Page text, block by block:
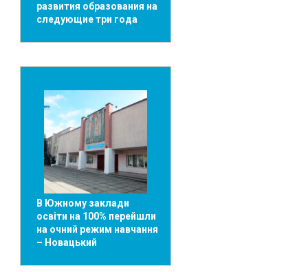
развития образования на
следующие три года
В Южному заклади
освіти на 100% перейшли
на очний режим навчання
– Новацький